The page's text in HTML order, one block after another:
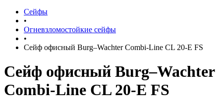
Сейфы
•
Огневзломостойкие сейфы
•
Сейф офисный Burg–Wachter Combi-Line CL 20-E FS
Сейф офисный Burg–Wachter
Combi-Line CL 20-E FS